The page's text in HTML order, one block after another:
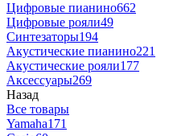
Цифровые пианино662
Цифровые рояли49
Синтезаторы194
Акустические пианино221
Акустические рояли177
Аксессуары269
Назад
Все товары
Yamaha171